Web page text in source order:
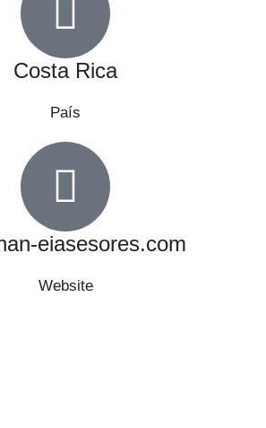
Costa Rica
País
eiasesores.com
Website